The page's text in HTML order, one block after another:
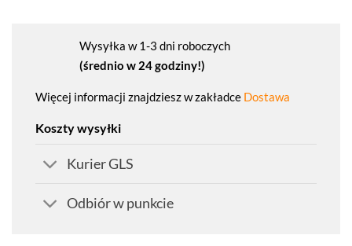
Wysyłka w 1-3 dni roboczych
(średnio w 24 godziny!)
Więcej informacji znajdziesz w zakładce Dostawa
Koszty wysyłki
Kurier GLS
Odbiór w punkcie